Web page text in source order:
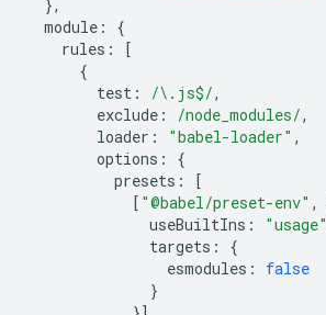
},
module :
{
rules :
[
{
test : /\.js$/,
exclude : /node_modules/,
loader : "babel-loader" ,
options :
{
presets :
[
[ "@babel/preset-env" ,
useBuiltIns : "usage"
targets :
{
esmodules :
false
}